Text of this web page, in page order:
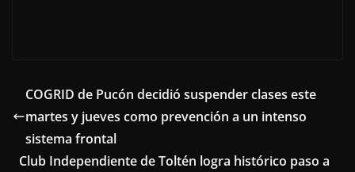
COGRID de Pucón decidió suspender clases este
martes y jueves como prevención a un intenso
sistema frontal
Club Independiente de Toltén logra histórico paso a